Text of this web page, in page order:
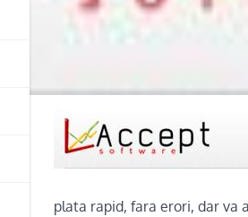
plata rapid, fara erori, dar va